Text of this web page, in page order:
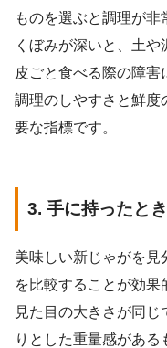
ものを選ぶと調理が非
くぼみが深いと、土や
皮ごと食べる際の障害
調理のしやすさと鮮度
要な指標です。
3. 手に持ったと
美味しい新じゃがを見
を比較することが効果
見た目の大きさが同
りとした重量感がある